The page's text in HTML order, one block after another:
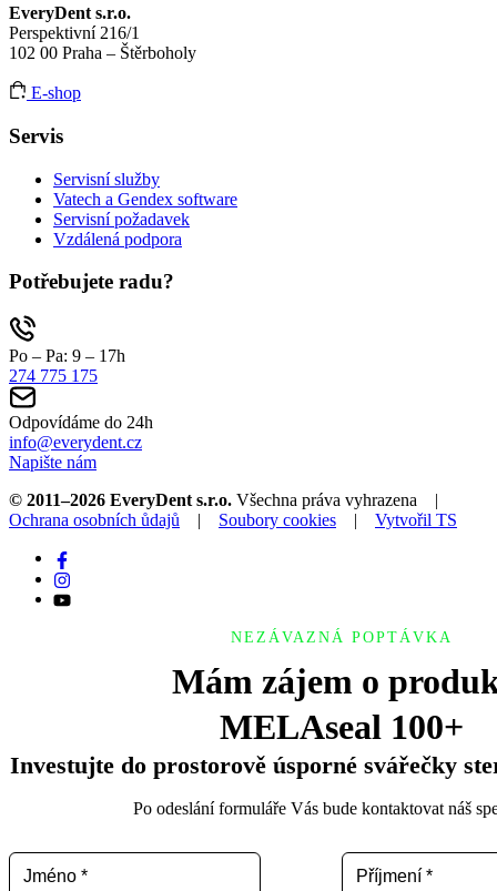
EveryDent s.r.o.
Perspektivní 216/1
102 00 Praha – Štěrboholy
E-shop
Servis
Servisní služby
Vatech a Gendex software
Servisní požadavek
Vzdálená podpora
Potřebujete radu?
Po – Pa: 9 – 17h
274 775 175
Odpovídáme do 24h
info@everydent.cz
Napište nám
© 2011–2026 EveryDent s.r.o. Všechna práva vyhrazena |
Ochrana osobních ůdajů | Soubory cookies | Vytvořil TS
NEZÁVAZNÁ POPTÁVKA
Mám zájem o
MELAseal 100+
Investujte do prostorově úsporné svářečky
Po odeslání formuláře Vás bude kontaktovat náš